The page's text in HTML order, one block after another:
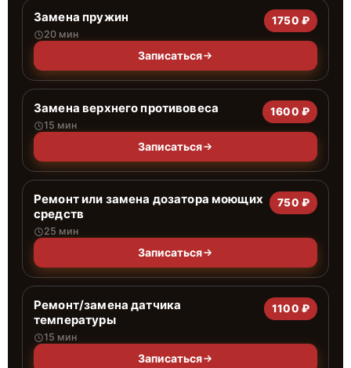
Замена пружин
20 мин
1750 ₽
Записаться
Замена верхнего противовеса
15 мин
1600 ₽
Записаться
Ремонт или замена дозатора моющих
средств
25 мин
750 ₽
Записаться
Ремонт/замена датчика
температуры
15 мин
1100 ₽
Записаться